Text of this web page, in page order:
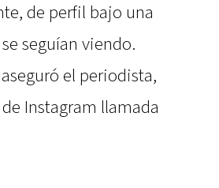
de perfil bajo una
seguían viendo.
el periodista,
Instagram llamada